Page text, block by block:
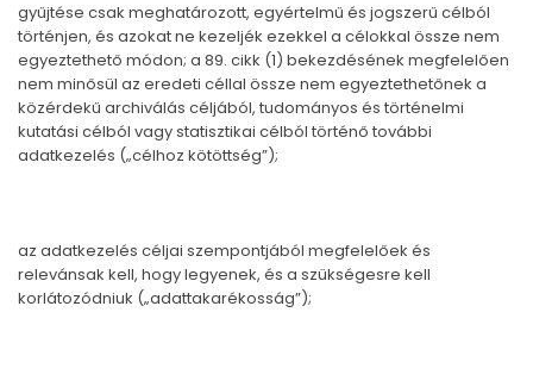
gyűjtése csak meghatározott, egyértelmű és jogszerű célból
történjen, és azokat ne kezeljék ezekkel a célokkal össze nem
egyeztethető módon; a 89. cikk (1) bekezdésének megfelelően
nem minősül az eredeti céllal össze nem egyeztethetőnek a
közérdekű archiválás céljából, tudományos és történelmi
kutatási célból vagy statisztikai célból történő további
adatkezelés („célhoz kötöttség”);
az adatkezelés céljai szempontjából megfelelőek és
relevánsak kell, hogy legyenek, és a szükségesre kell
korlátozódniuk („adattakarékosság”);